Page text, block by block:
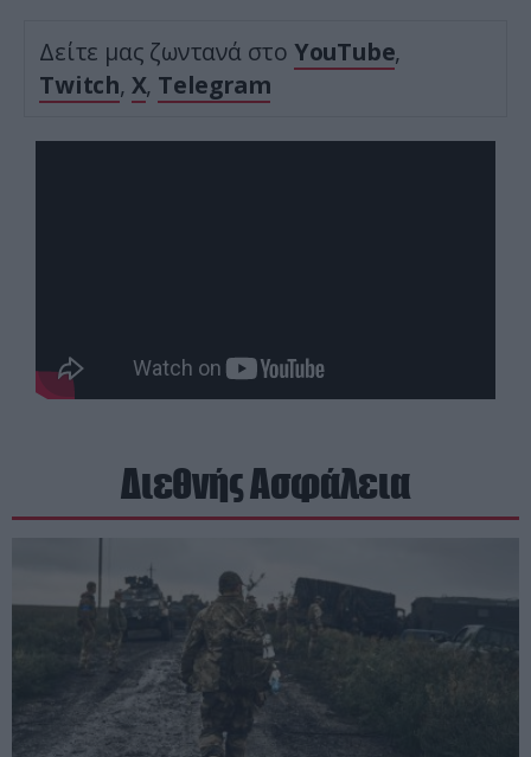
Δείτε μας ζωντανά στο YouTube,
Twitch, X, Telegram
Διεθνής Ασφάλεια